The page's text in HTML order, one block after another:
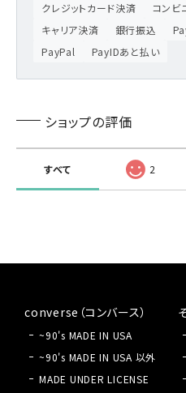
converse（コンバース）
~90's MADE IN USA
~90's MADE IN USA 以外
MADE UNDER LICENSE
クレジットカード決済
コンビ
キャリア決済
銀行振込
PayPal
PayIDあと払い
ショップの評価
すべて 2